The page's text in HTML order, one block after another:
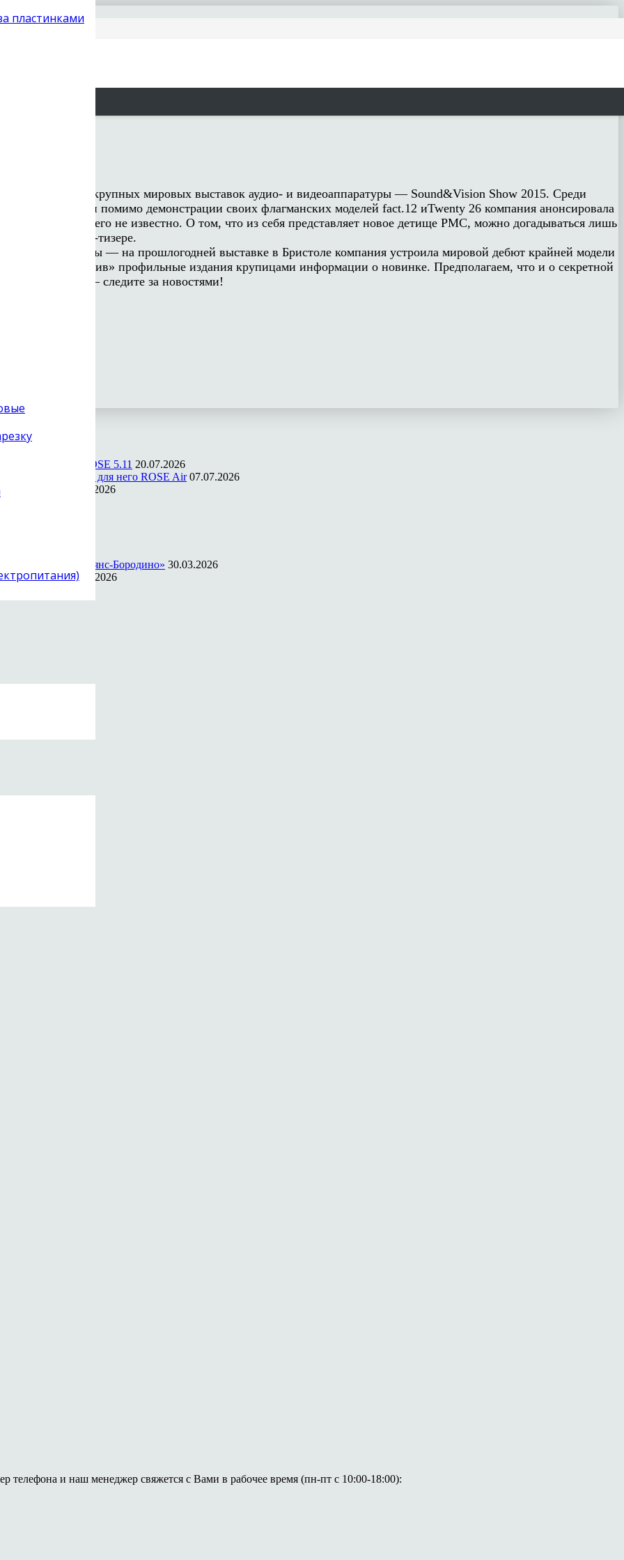
пластинками
одна из самых крупных мировых выставок аудио- и видеоаппаратуры — Sound&Vision Show 2015. Среди
звука PMC — и помимо демонстрации своих флагманских моделей fact.12 иTwenty 26 компания анонсировала
почти ничего не известно. О том, что из себя представляет новое детище PMC, можно догадываться лишь
ткани на фото-тизере.
сюрпризы — на прошлогодней выставке в Бристоле компания устроила мировой дебют крайней модели
«подразнив» профильные издания крупицами информации о новинке. Предполагаем, что и о секретной
то интересное — следите за новостями!
в прошивке ROSE 5.11 20.07.2026
приложение для него ROSE Air 07.07.2026
Quartet
23.06.2026
и Mac
отель «Альянс-Бородино» 30.03.2026
на ПК и Mac 22.03.2026
телефона и наш менеджер свяжется с Вами в рабочее время (пн-пт с 10:00-18:00):